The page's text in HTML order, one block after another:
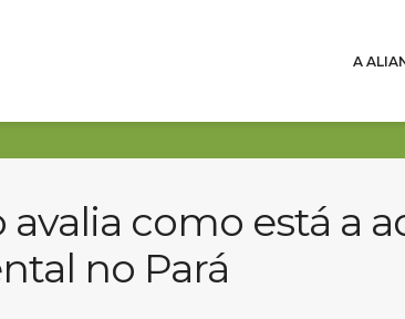
A
avalia como está a
no Pará